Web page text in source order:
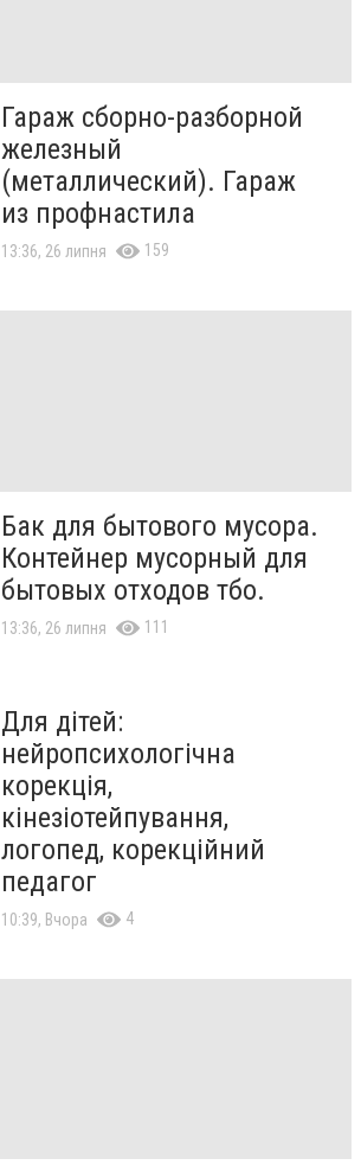
Гараж сборно-разборной
железный
(металлический). Гараж
из профнастила
13:36, 26 липня 159
Бак для бытового мусора.
Контейнер мусорный для
бытовых отходов тбо.
13:36, 26 липня 111
Для дітей:
нейропсихологічна
корекція,
кінезіотейпування,
логопед, корекційний
педагог
10:39, Вчора 4